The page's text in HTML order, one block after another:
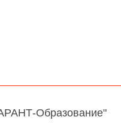
Образование"